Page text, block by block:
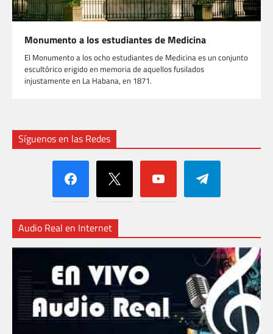
Monumento a los estudiantes de Medicina
El Monumento a los ocho estudiantes de Medicina es un conjunto
escultórico erigido en memoria de aquellos fusilados
injustamente en La Habana, en 1871.
Síguenos en las Redes
facebook x youtube telegram
Audio Real en Internet